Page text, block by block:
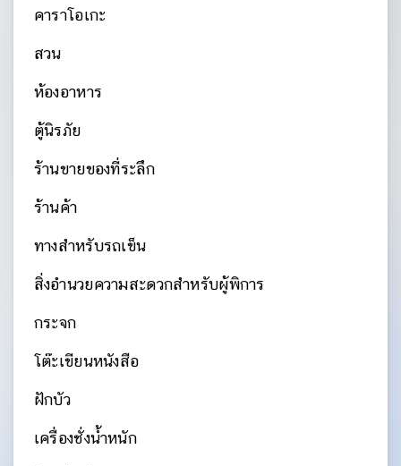
คาราโอเกะ
สวน
ห้องอาหาร
ตู้นิรภัย
ร้านขายของที่ระลึก
ร้านค้า
ทางสำหรับรถเข็น
สิ่งอำนวยความสะดวกสำหรับผู้พิการ
กระจก
โต๊ะเขียนหนังสือ
ฝักบัว
เครื่องชั่งน้ำหนัก